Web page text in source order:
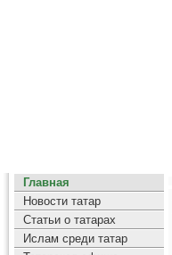
Главная
Новости татар
Статьи о татарах
Ислам среди татар